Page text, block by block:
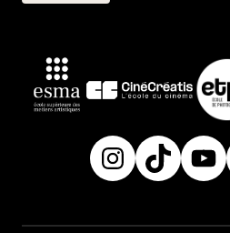
Instagram
TikTok